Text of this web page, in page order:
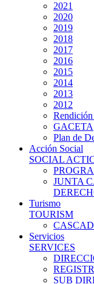
2021
2020
2019
2018
2017
2016
2015
2014
2013
2012
Rendición
GACETA
Plan de
Acción Social
SOCIAL
JUNTA
Turismo
TOURISM
Servicios
SERVICES
SUB